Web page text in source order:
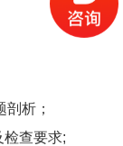
析；
检查要求;